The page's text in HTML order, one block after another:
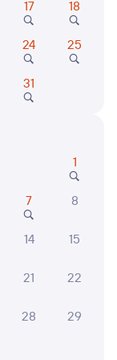
поездах
не удаляем
потом
17 18
24 25
31
1
7 8
14 15
21 22
28 29